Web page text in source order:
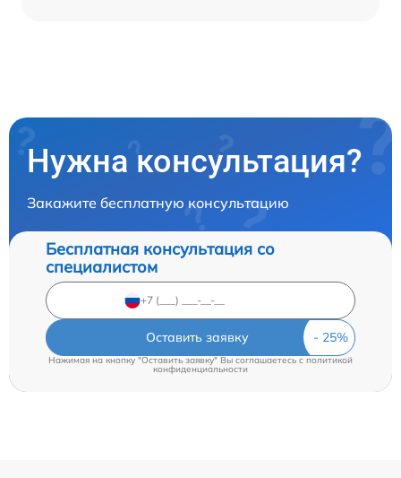
Нужна консультация?
Закажите бесплатную консультацию
Бесплатная консультация со
специалистом
Оставить заявку
Нажимая на кнопку "Оставить заявку" Вы соглашаетесь cполитикой
конфиденциальности